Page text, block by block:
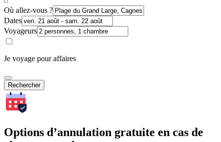
Où allez-vous ?
Dates
Voyageurs
Je voyage pour affaires
Rechercher
Options d’annulation gratuite en cas de